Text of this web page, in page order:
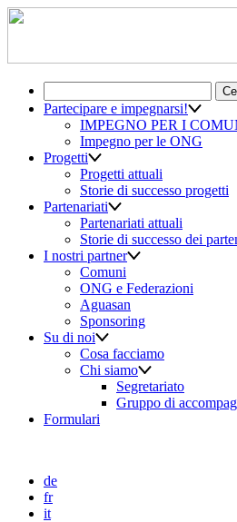
per:
Partecipare e impegnarsi!
IMPEGNO PER I
Impegno per le ONG
Progetti
Progetti attuali
Storie di successo progetti
Partenariati
Partenariati attuali
Storie di successo dei
I nostri partner
Comuni
ONG e Federazioni
Aguasan
Sponsoring
Su di noi
Cosa facciamo
Chi siamo
Segretariato
Gruppo di
Formulari
de
fr
it